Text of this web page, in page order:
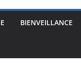
BIENVEILLANCE